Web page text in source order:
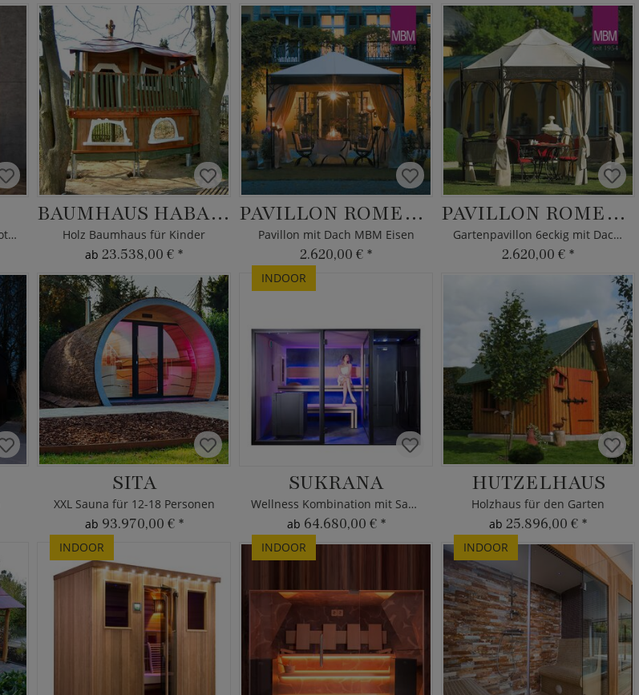
Kombination Sauna & Infrarotwärme
BAUMHAUS HABAKUK
Holz Baumhaus für Kinder
ab 23.538,00 € *
PAVILLON ROMEO ELEGANCE
Pavillon mit Dach MBM Eisen
2.620,00 € *
PAVILLON ROMEO ROMANTIK
Gartenpavillon 6eckig mit Dach MBM
2.620,00 € *
SITA
XXL Sauna für 12-18 Personen
ab 93.970,00 € *
INDOOR
SUKRANA
Wellness Kombination mit Sauna
ab 64.680,00 € *
HUTZELHAUS
Holzhaus für den Garten
ab 25.896,00 € *
INDOOR INDOOR INDOOR